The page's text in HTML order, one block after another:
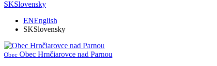
SKSlovensky
ENEnglish
SKSlovensky
Obec Obec Hrnčiarovce nad Parnou